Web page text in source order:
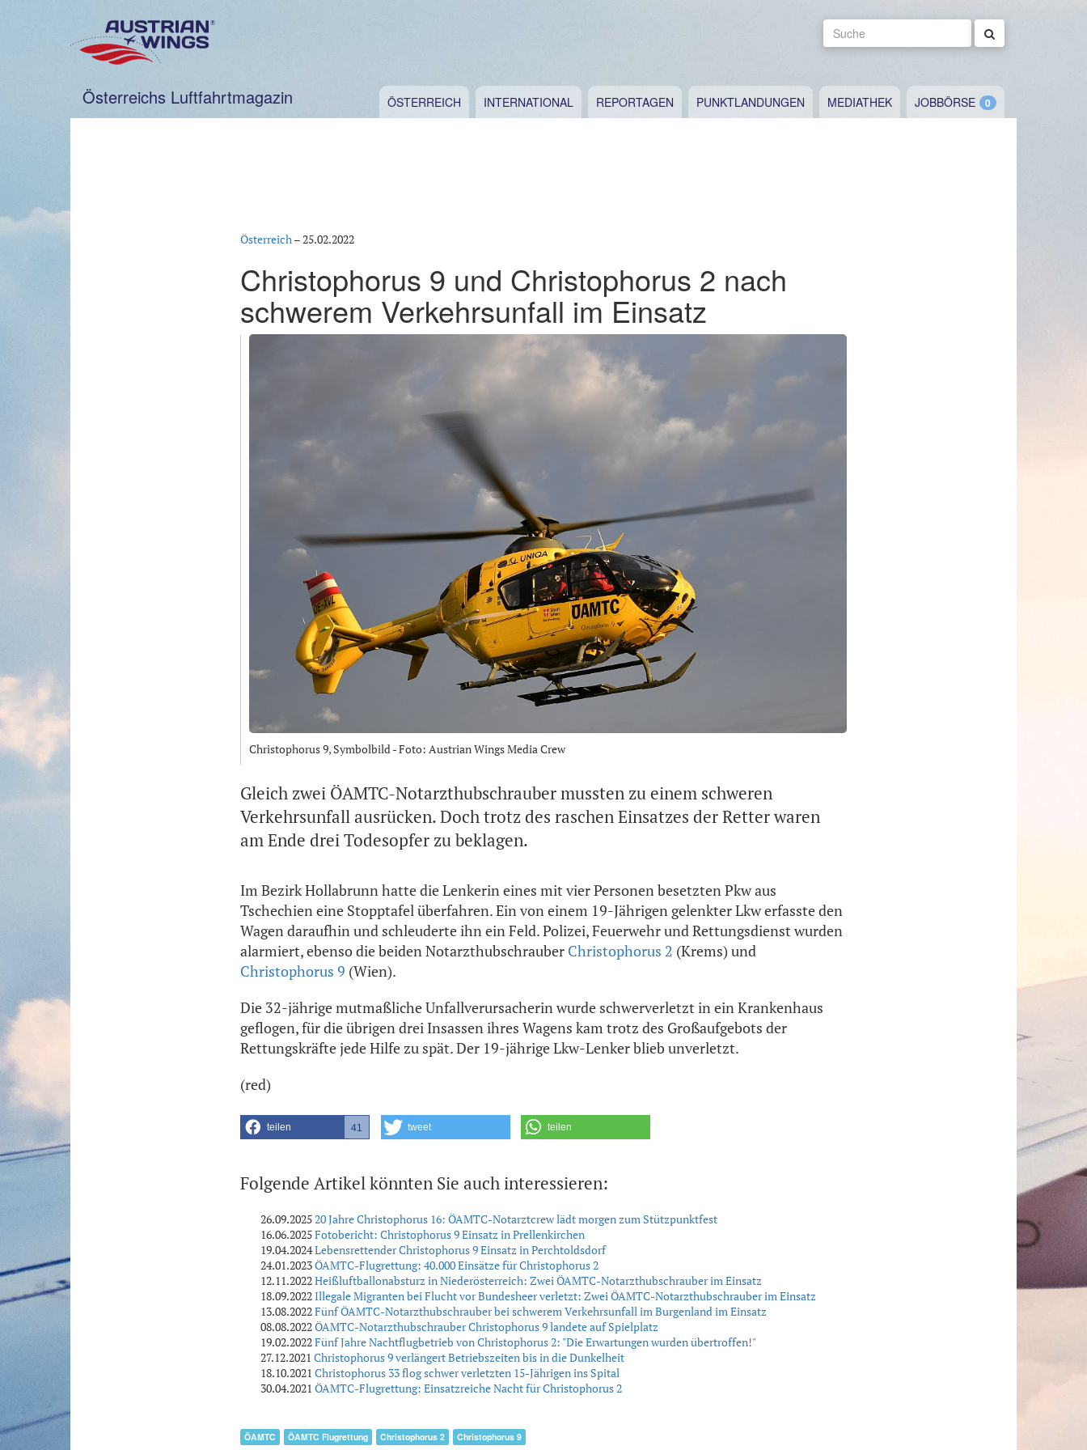
Suche
Österreichs Luftfahrtmagazin ÖSTERREICH INTERNATIONAL REPORTAGEN PUNKTLANDUNGEN MEDIATHEK JOBBÖRSE
Österreich–25.02.2022
Christophorus 9 und Christophorus 2 nach
schwerem Verkehrsunfall im Einsatz
Christophorus 9, Symbolbild - Foto: Austrian Wings Media Crew
Gleich zwei ÖAMTC-Notarzthubschrauber mussten zu einem schweren
Verkehrsunfall ausrücken. Doch trotz des raschen Einsatzes der Retter waren
am Ende drei Todesopfer zu beklagen.
Im Bezirk Hollabrunn hatte die Lenkerin eines mit vier Personen besetzten Pkw aus
Tschechien eine Stopptafel überfahren. Ein von einem 19-Jährigen gelenkter Lkw erfasste den
Wagen daraufhin und schleuderte ihn ein Feld. Polizei, Feuerwehr und Rettungsdienst wurden
alarmiert, ebenso die beiden Notarzthubschrauber Christophorus 2 (Krems) und
Christophorus 9 (Wien).
Die 32-jährige mutmaßliche Unfallverursacherin wurde schwerverletzt in ein Krankenhaus
geflogen, für die übrigen drei Insassen ihres Wagens kam trotz des Großaufgebots der
Rettungskräfte jede Hilfe zu spät. Der 19-jährige Lkw-Lenker blieb unverletzt.
(red)
teilen 41 tweet teilen
Folgende Artikel könnten Sie auch interessieren:
26.09.202520 Jahre Christophorus 16: ÖAMTC-Notarztcrew lädt morgen zum Stützpunktfest
16.06.2025Fotobericht: Christophorus 9 Einsatz in Prellenkirchen
19.04.2024Lebensrettender Christophorus 9 Einsatz in Perchtoldsdorf
24.01.2023ÖAMTC-Flugrettung: 40.000 Einsätze für Christophorus 2
12.11.2022Heißluftballonabsturz in Niederösterreich: Zwei ÖAMTC-Notarzthubschrauber im Einsatz
18.09.2022Illegale Migranten bei Flucht vor Bundesheer verletzt: Zwei ÖAMTC-Notarzthubschrauber im Einsatz
13.08.2022Fünf ÖAMTC-Notarzthubschrauber bei schwerem Verkehrsunfall im Burgenland im Einsatz
08.08.2022ÖAMTC-Notarzthubschrauber Christophorus 9 landete auf Spielplatz
19.02.2022Fünf Jahre Nachtflugbetrieb von Christophorus 2: "Die Erwartungen wurden übertroffen!"
27.12.2021 Christophorus 9 verlängert Betriebszeiten bis in die Dunkelheit
18.10.2021 Christophorus 33 flog schwer verletzten 15-Jährigen ins Spital
30.04.2021 ÖAMTC-Flugrettung: Einsatzreiche Nacht für Christophorus 2
ÖAMTC ÖAMTC Flugrettung Christophorus 2 Christophorus 9